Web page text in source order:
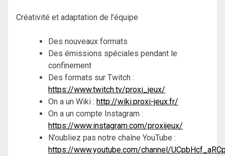
Créativité et adaptation de l’équipe
Des nouveaux formats
Des émissions spéciales pendant le
confinement
Des formats sur Twitch :
https://www.twitch.tv/proxi_jeux/
On a un Wiki : http://wiki.proxi-jeux.fr/
On a un compte Instagram :
https://www.instagram.com/proxijeux/
N’oubliez pas notre chaîne YouTube :
https://www.youtube.com/channel/